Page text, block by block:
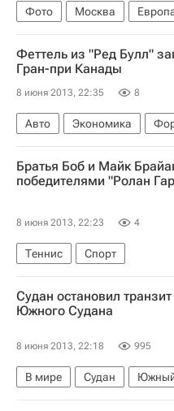
Фото Москва
Центральный ФО
Весь
Николай Цискаридзе
Расторжение ГАБТ
Россия
Феттель из "Ред Булл"
Гран-при Канады
8 июня 2013, 22:35 8
Авто Экономика
Дженсон Баттон
Льюис
Себастьян Феттель
Братья Боб и Майк
победителями "Ролан
8 июня 2013, 22:23 4
Теннис
Спорт
Майк Брайан
Боб
Судан остановил
Южного Судана
8 июня 2013, 22:18 995
В мире Судан
Весь мир
Омар аль-